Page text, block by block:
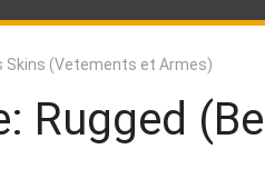
Skins (Vetements et Armes)
Rugged